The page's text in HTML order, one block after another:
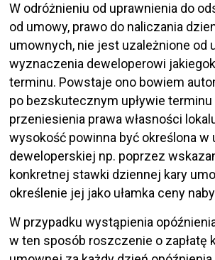
W odróżnieniu od uprawnienia do
od umowy, prawo do naliczania
umownych, nie jest uzależnione od
wyznaczenia deweloperowi
terminu. Powstaje ono bowiem
po bezskutecznym upływie terminu
przeniesienia prawa własności
wysokość powinna być określona w
deweloperskiej np. poprzez
konkretnej stawki dziennej kary
określenie jej jako ułamka ceny
W przypadku wystąpienia
w ten sposób roszczenie o zapłatę